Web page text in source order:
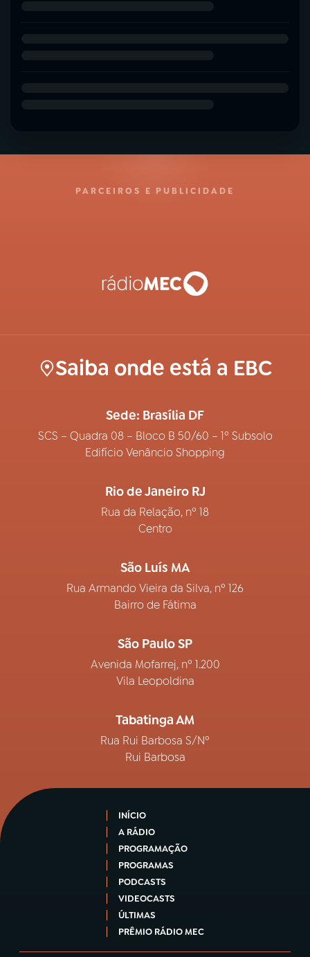
PARCEIROS E PUBLICIDADE
Saiba onde está a EBC
Sede: Brasília DF
SCS – Quadra 08 – Bloco B 50/60 – 1º Subsolo
Edifício Venâncio Shopping
Rio de Janeiro RJ
Rua da Relação, nº 18
Centro
São Luís MA
Rua Armando Vieira da Silva, nº 126
Bairro de Fátima
São Paulo SP
Avenida Mofarrej, nº 1.200
Vila Leopoldina
Tabatinga AM
Rua Rui Barbosa S/Nº
Rui Barbosa
INÍCIO
A RÁDIO
PROGRAMAÇÃO
PROGRAMAS
PODCASTS
VIDEOCASTS
ÚLTIMAS
PRÊMIO RÁDIO MEC